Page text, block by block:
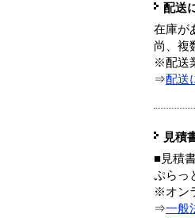
配送
在庫が
尚、複
※配送
⇒配送
見積
■見積
ぷらっ
※オン
⇒一般